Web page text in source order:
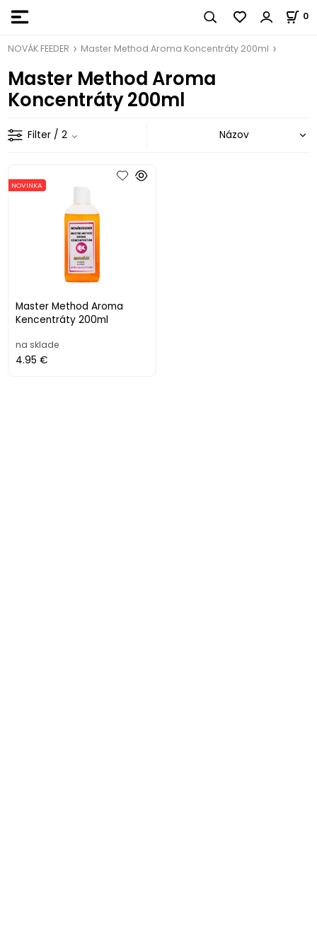
0
NOVÁK FEEDER Master Method Aroma Koncentráty 200ml
Master Method Aroma
Koncentráty 200ml
Filter / 2
Master Method Aroma
Kencentráty 200ml
NOVINKA
na sklade
4.95 €